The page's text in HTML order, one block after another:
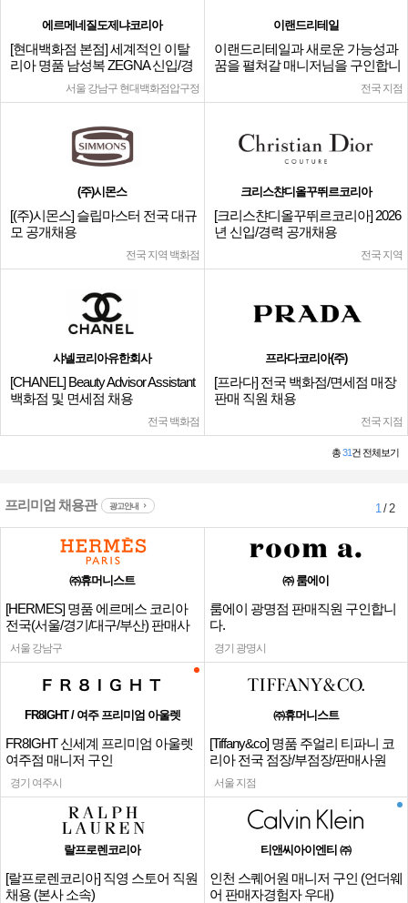
에르메네질도제냐코리아
[현대백화점 본점] 세계적인 이탈
리아 명품 남성복 ZEGNA 신입/경
서울 강남구 현대백화점압구정
이랜드리테일
이랜드리테일과 새로운 가능성과
꿈을 펼쳐갈 매니저님을 구인합니
전국 지점
(주)시몬스
[(주)시몬스] 슬립마스터 전국 대규
모 공개채용
전국 지역 백화점
크리스챤디올꾸뛰르코리아
[크리스챤디올꾸뛰르코리아] 2026
년 신입/경력 공개채용
전국 지역
샤넬코리아유한회사
[CHANEL] Beauty Advisor Assistant
백화점 및 면세점 채용
전국 백화점
프라다코리아(주)
[프라다] 전국 백화점/면세점 매장
판매 직원 채용
전국 지점
총31건 전체보기
프리미엄 채용관 광고안내 1/ 2
㈜휴머니스트
[HERMES] 명품 에르메스 코리아
전국(서울/경기/대구/부산) 판매사
원
서울 강남구
㈜ 룸에이
룸에이 광명점 판매직원 구인합니
다.
경기 광명시
FR8IGHT / 여주 프리미엄 아울렛
FR8IGHT 신세계 프리미엄 아울렛
여주점 매니저 구인
경기 여주시
㈜휴머니스트
[Tiffany&co] 명품 주얼리 티파니 코
리아 전국 점장/부점장/판매사원
서울 지점
랄프로렌코리아
[랄프로렌코리아] 직영 스토어 직원
채용 (본사 소속)
티앤씨아이엔티 ㈜
인천 스퀘어원 매니저 구인 (언더웨
어 판매자경험자 우대)